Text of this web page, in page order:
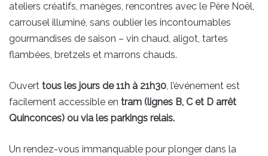
ateliers créatifs, manèges, rencontres avec le Père Noël,
carrousel illuminé, sans oublier les incontournables
gourmandises de saison – vin chaud, aligot, tartes
flambées, bretzels et marrons chauds.
Ouvert tous les jours de 11h à 21h30, l’événement est
facilement accessible en tram (lignes B, C et D arrêt
Quinconces) ou via les parkings relais.
Un rendez-vous immanquable pour plonger dans la